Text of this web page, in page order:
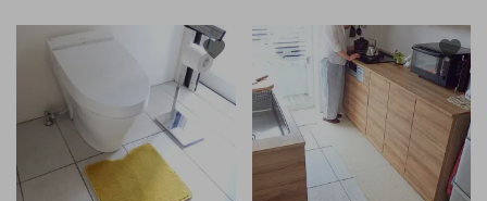
favorite favorite